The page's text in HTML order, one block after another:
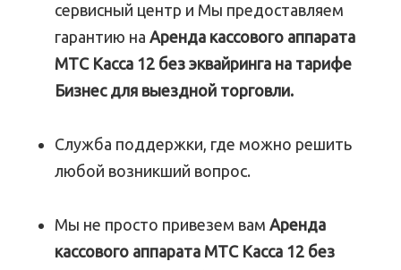
сервисный центр и Мы предоставляем
гарантию на Аренда кассового аппарата
МТС Касса 12 без эквайринга на тарифе
Бизнес для выездной торговли.
Служба поддержки, где можно решить
любой возникший вопрос.
Мы не просто привезем вам Аренда
кассового аппарата МТС Касса 12 без